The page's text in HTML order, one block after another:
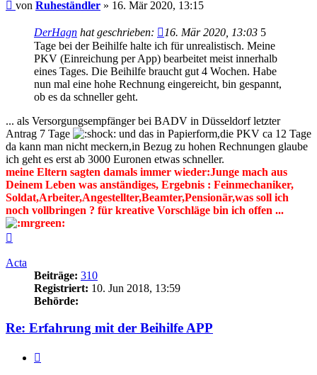
von Ruheständler » 16. Mär 2020, 13:15
DerHagn hat geschrieben: 16. Mär 2020, 13:03 5
Tage bei der Beihilfe halte ich für unrealistisch. Meine
PKV (Einreichung per App) bearbeitet meist innerhalb
eines Tages. Die Beihilfe braucht gut 4 Wochen. Habe
nun mal eine hohe Rechnung eingereicht, bin gespannt,
ob es da schneller geht.
... als Versorgungsempfänger bei BADV in Düsseldorf letzter
Antrag 7 Tage
und das in Papierform,die PKV ca 12 Tage
da kann man nicht meckern,in Bezug zu hohen Rechnungen glaube
ich geht es erst ab 3000 Euronen etwas schneller.
meine Eltern sagten damals immer wieder:Junge mach aus
Deinem Leben was anständiges, Ergebnis : Feinmechaniker,
Soldat,Arbeiter,Angestellter,Beamter,Pensionär,was soll ich
noch vollbringen ? für kreative Vorschläge bin ich offen ...
Acta
Beiträge: 310
Registriert: 10. Jun 2018, 13:59
Behörde:
Re: Erfahrung mit der Beihilfe APP